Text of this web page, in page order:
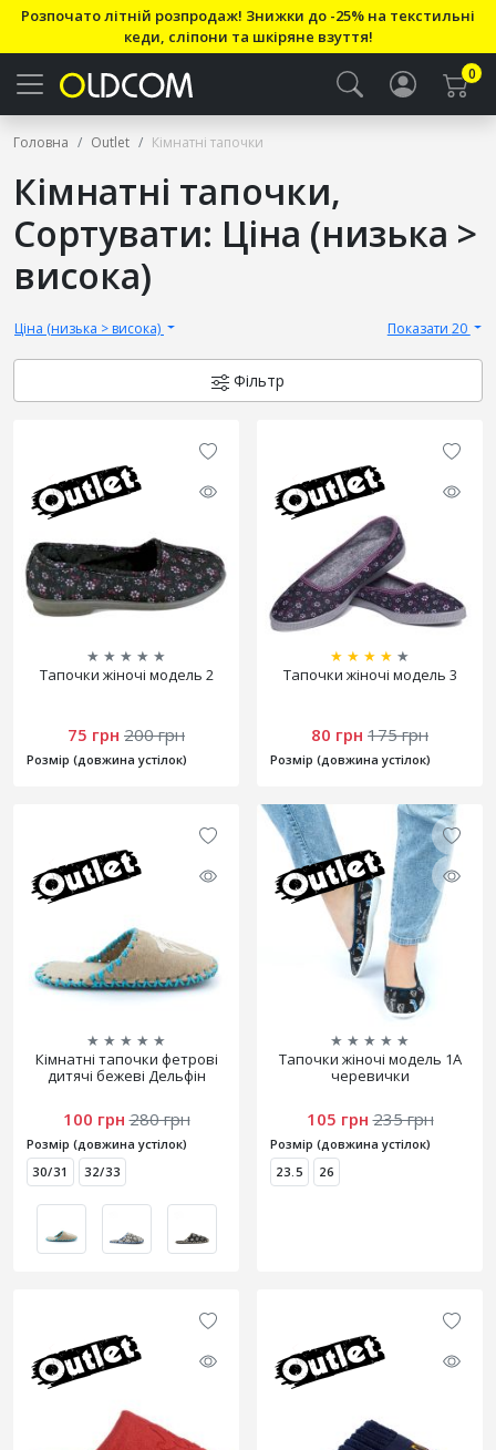
Розпочато літній розпродаж! Знижки до -25% на текстильні
кеди, сліпони та шкіряне взуття!
0
Головна Outlet Кімнатні тапочки
Кімнатні тапочки,
Сортувати: Ціна (низька >
висока)
Ціна (низька > висока) Показати 20
Фільтр
★ ★ ★ ★ ★
Тапочки жіночі модель 2
75 грн 200 грн
Розмір (довжина устілок)
★ ★ ★ ★ ★
Тапочки жіночі модель 3
80 грн 175 грн
Розмір (довжина устілок)
★ ★ ★ ★ ★
Кімнатні тапочки фетрові
дитячі бежеві Дельфін
100 грн 280 грн
Розмір (довжина устілок)
30/31
32/33
★ ★ ★ ★ ★
Тапочки жіночі модель 1А
черевички
105 грн 235 грн
Розмір (довжина устілок)
23.5
26